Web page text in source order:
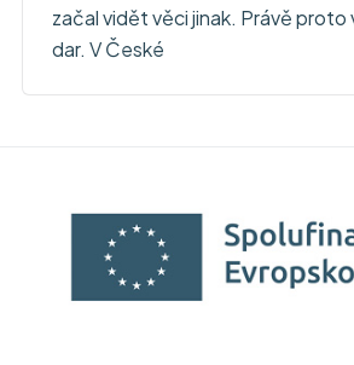
začal vidět věci jinak. Právě proto
dar. V České